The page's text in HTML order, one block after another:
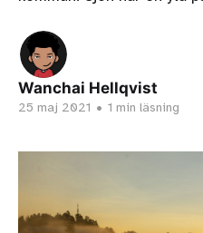
Wanchai Hellqvist
25 maj 2021 • 1 min läsning